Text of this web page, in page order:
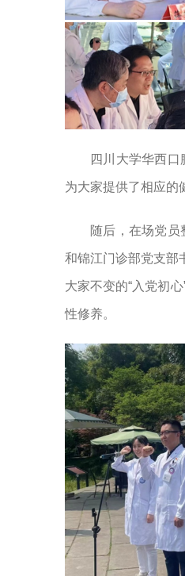
四川大学华西
为大家提供了相应的
随后，在场党
和锦江门诊部党支部
大家不变的“入党初
性修养。